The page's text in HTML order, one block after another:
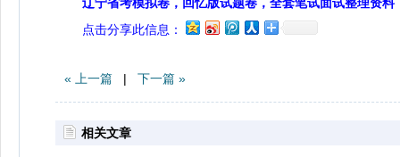
点击分享此信息：
« 上一篇 | 下一篇 »
相关文章